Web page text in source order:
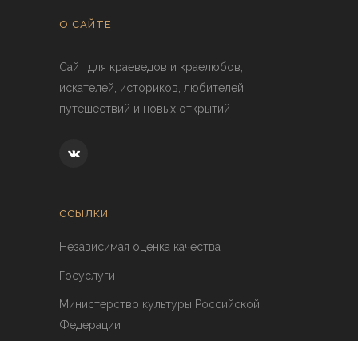
О САЙТЕ
Сайт для краеведов и краелюбов,
искателей, историков, любителей
путешествий и новых открытий
ССЫЛКИ
Независимая оценка качества
Госуслуги
Министерство культуры Российской
Федерации